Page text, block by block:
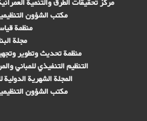
مكتب الشؤون
منظمة
مجلة
منظمة تحديث وتطوير
التنظيم التنفيذي للمباني
المجلة الشهرية
مكتب الشؤون